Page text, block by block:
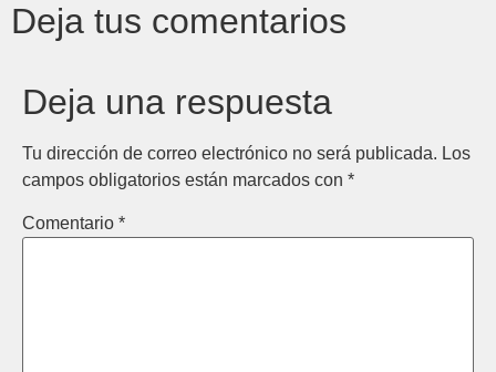
Deja tus comentarios
Deja una respuesta
Tu dirección de correo electrónico no será publicada. Los
campos obligatorios están marcados con *
Comentario *